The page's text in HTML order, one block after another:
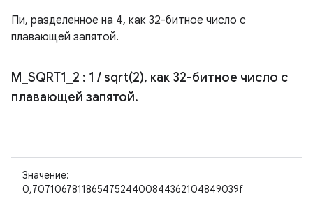
Пи, разделенное на 4, как 32-битное число с
плавающей запятой.
M SQRT1 2 : 1 /sqrt(2), как 32-битное число с
плавающей запятой.
Значение:
0,707106781186547524400844362104849039f